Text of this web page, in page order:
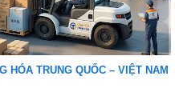
HÓA TRUNG QUỐC – VIỆT NAM